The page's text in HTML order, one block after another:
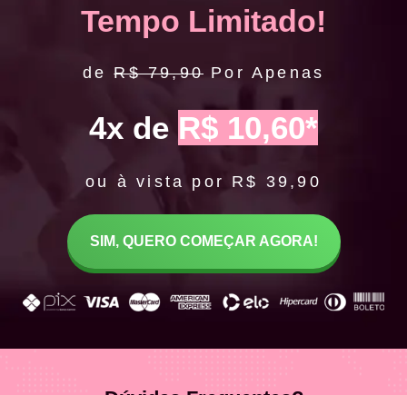
Tempo Limitado!
deR$ 79,90 Por Apenas
4x de R$ 10,60*
ou à vista por R$ 39,90
SIM, QUERO COMEÇAR AGORA!